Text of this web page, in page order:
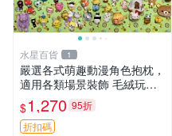
水星百貨 1
嚴選各式萌趣動漫角色抱枕，
適用各類場景裝飾 毛絨玩
具、卡通抱枕、趣味玩偶
$1,270 95折
折扣碼